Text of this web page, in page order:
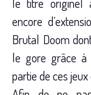
encore
Brutal Doom
le gore grâce à
partie de ces